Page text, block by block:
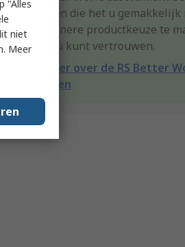
producten die het u gemakkelijk
een groenere productkeuze te
waarop u kunt vertrouwen.
Lees meer over de RS Better
producten
"Alles
niet
Meer